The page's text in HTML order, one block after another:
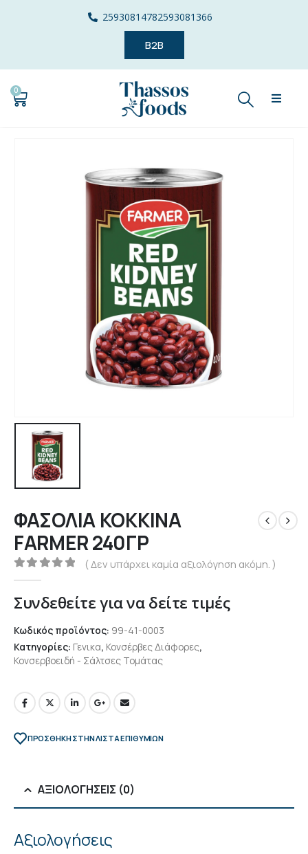
25930814782593081366
B2B
0
ΦΑΣΟΛΙΑ ΚΟΚΚΙΝΑ
FARMER 240ΓΡ
0out of 5
( Δεν υπάρχει καμία αξιολόγηση ακόμη. )
Συνδεθείτε για να δείτε τιμές
Κωδικός προϊόντος: 99-41-0003
Κατηγορίες: Γενικα, Κονσέρβες Διάφορες,
Κονσερβοειδή - Σάλτσες Τομάτας
ΠΡΌΣΘΉΚΗ ΣΤΗΝ ΛΊΣΤΑ ΕΠΙΘΥΜΙΏΝ
ΑΞΙΟΛΟΓΉΣΕΙΣ (0)
Αξιολογήσεις